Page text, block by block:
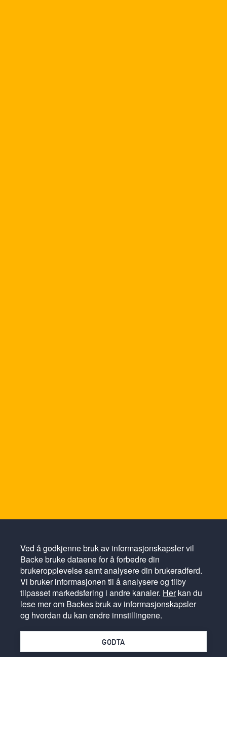
Ved å godkjenne bruk av informasjonskapsler vil
Backe bruke dataene for å forbedre din
brukeropplevelse samt analysere din brukeradferd.
Vi bruker informasjonen til å analysere og tilby
tilpasset markedsføring i andre kanaler. Herkan du
lese mer om Backes bruk av informasjonskapsler
og hvordan du kan endre innstillingene.
GODTA